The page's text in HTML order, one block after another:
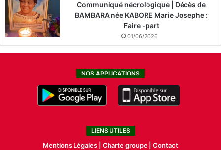
Communiqué nécrologique | Décès de
BAMBARA née KABORE Marie Josephe :
Faire -part
01/06/2026
NOS APPLICATIONS
LIENS UTILES
Mentions Légales | Charte groupe | Contact